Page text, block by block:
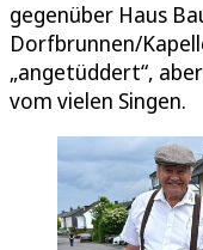
gegenüber Haus
Dorfbrunnen/
„angetüddert“,
vom vielen Singen.